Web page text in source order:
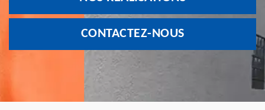
CONTACTEZ-NOUS